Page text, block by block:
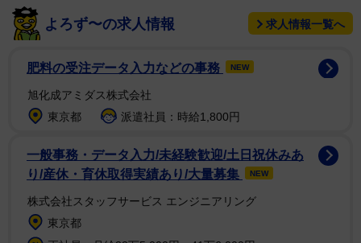
よろず〜の求人情報 求人情報一覧へ
肥料の受注データ入力などの事務 NEW
旭化成アミダス株式会社
東京都
派遣社員：時給1,800円
一般事務・データ入力/未経験歓迎/土日祝休みあ
り/産休・育休取得実績あり/大量募集
NEW
株式会社スタッフサービス エンジニアリング
東京都